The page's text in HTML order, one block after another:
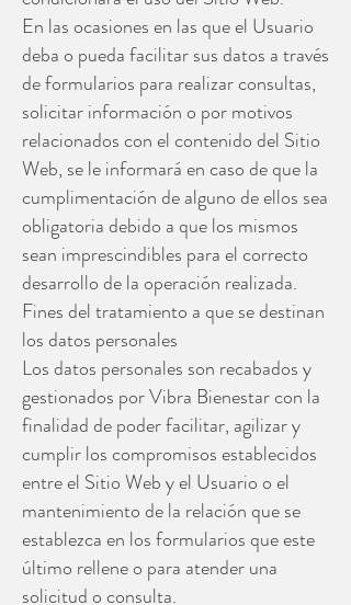
En las ocasiones en las que el Usuario
deba o pueda facilitar sus datos a través
de formularios para realizar consultas,
solicitar información o por motivos
relacionados con el contenido del Sitio
Web, se le informará en caso de que la
cumplimentación de alguno de ellos sea
obligatoria debido a que los mismos
sean imprescindibles para el correcto
desarrollo de la operación realizada.
Fines del tratamiento a que se destinan
los datos personales
Los datos personales son recabados y
gestionados por Vibra Bienestar con la
finalidad de poder facilitar, agilizar y
cumplir los compromisos establecidos
entre el Sitio Web y el Usuario o el
mantenimiento de la relación que se
establezca en los formularios que este
último rellene o para atender una
solicitud o consulta.